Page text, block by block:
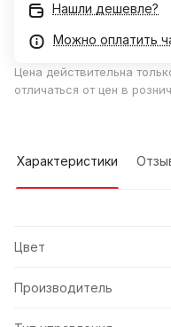
Нашли дешевле?
Можно оплатить
Цена действительна
отличаться от цен в
Характеристики
Цвет
Производитель